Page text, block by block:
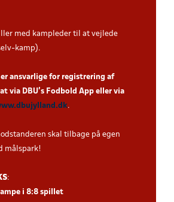
med kampleder til at vejlede
kamp).
ansvarlige for registrering af
via DBU’s Fodbold App eller via
.
skal tilbage på egen
målspark!
:
i 8:8 spillet